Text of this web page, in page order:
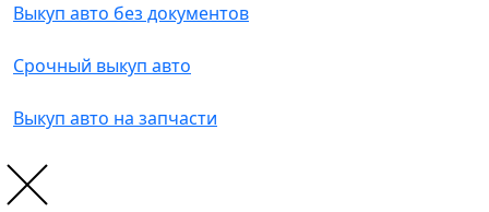
Выкуп авто без документов
Срочный выкуп авто
Выкуп авто на запчасти